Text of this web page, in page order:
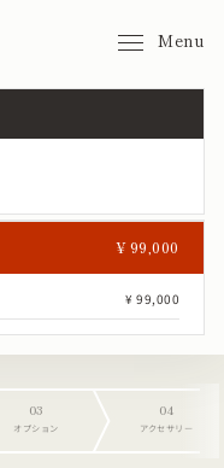
Menu
¥ 99,000
¥ 99,000
03
オプション
04
アクセサリー